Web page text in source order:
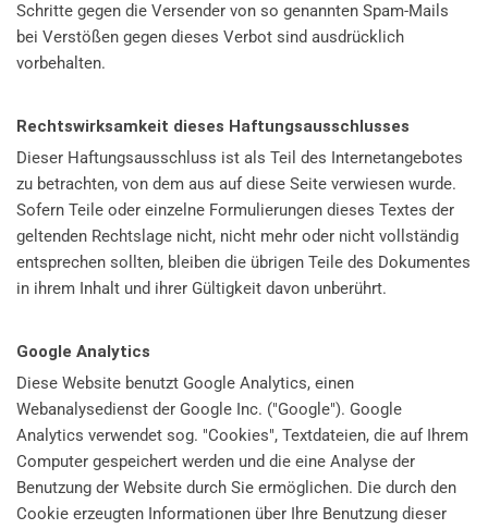
Schritte gegen die Versender von so genannten Spam-Mails
bei Verstößen gegen dieses Verbot sind ausdrücklich
vorbehalten.
Rechtswirksamkeit dieses Haftungsausschlusses
Dieser Haftungsausschluss ist als Teil des Internetangebotes
zu betrachten, von dem aus auf diese Seite verwiesen wurde.
Sofern Teile oder einzelne Formulierungen dieses Textes der
geltenden Rechtslage nicht, nicht mehr oder nicht vollständig
entsprechen sollten, bleiben die übrigen Teile des Dokumentes
in ihrem Inhalt und ihrer Gültigkeit davon unberührt.
Google Analytics
Diese Website benutzt Google Analytics, einen
Webanalysedienst der Google Inc. ("Google"). Google
Analytics verwendet sog. "Cookies", Textdateien, die auf Ihrem
Computer gespeichert werden und die eine Analyse der
Benutzung der Website durch Sie ermöglichen. Die durch den
Cookie erzeugten Informationen über Ihre Benutzung dieser